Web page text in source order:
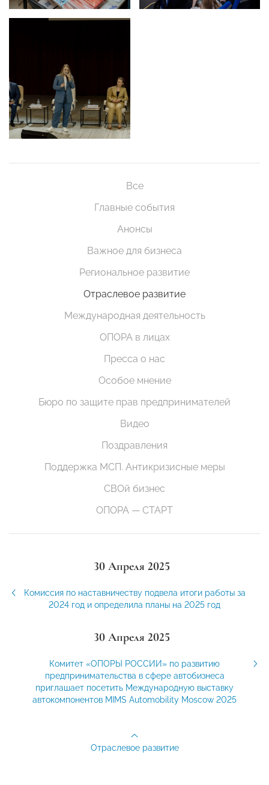
Все
Главные события
Анонсы
Важное для бизнеса
Региональное развитие
Отраслевое развитие
Международная деятельность
ОПОРА в лицах
Пресса о нас
Особое мнение
Бюро по защите прав предпринимателей
Видео
Поздравления
Поддержка МСП. Антикризисные меры
СВОй бизнес
ОПОРА — СТАРТ
30 Апреля 2025
Комиссия по наставничеству подвела итоги работы за
2024 год и определила планы на 2025 год
30 Апреля 2025
Комитет «ОПОРЫ РОССИИ» по развитию
предпринимательства в сфере автобизнеса
приглашает посетить Международную выставку
автокомпонентов MIMS Automobility Moscow 2025
Отраслевое развитие